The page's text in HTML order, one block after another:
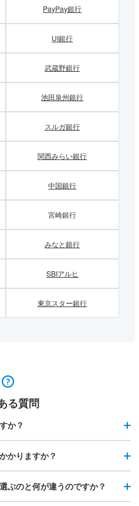
PayPay銀行
UI銀行
武蔵野銀行
池田泉州銀行
スルガ銀行
関西みらい銀行
中国銀行
宮崎銀行
みなと銀行
SBIアルヒ
東京スター銀行
る質問
か？
かりますか？
ぶのと何が違うのですか？